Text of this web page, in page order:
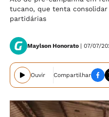
tucano, que tenta consolidar
partidárias
Maylson Honorato | 07/07/
Ouvir Compartilhar